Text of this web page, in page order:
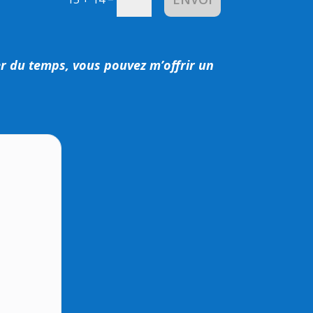
du temps, vous pouvez m’offrir un